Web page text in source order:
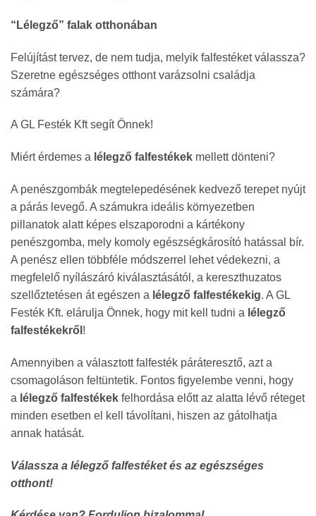
“Lélegző” falak otthonában
Felújítást tervez, de nem tudja, melyik falfestéket válassza?
Szeretne egészséges otthont varázsolni családja
számára?
A GL Festék Kft segít Önnek!
Miért érdemes a lélegző falfestékek mellett dönteni?
A penészgombák megtelepedésének kedvező terepet nyújt
a párás levegő. A számukra ideális környezetben
pillanatok alatt képes elszaporodni a kártékony
penészgomba, mely komoly egészségkárosító hatással bír.
A penész ellen többféle módszerrel lehet védekezni, a
megfelelő nyílászáró kiválasztásától, a kereszthuzatos
szellőztetésen át egészen a lélegző falfestékekig. A GL
Festék Kft. elárulja Önnek, hogy mit kell tudni a lélegző
falfestékekről !
Amennyiben a választott falfesték páráteresztő, azt a
csomagoláson feltüntetik. Fontos figyelembe venni, hogy
a lélegző falfestékek felhordása előtt az alatta lévő réteget
minden esetben el kell távolítani, hiszen az gátolhatja
annak hatását.
Válassza a lélegző falfestéket és az egészséges
otthont!